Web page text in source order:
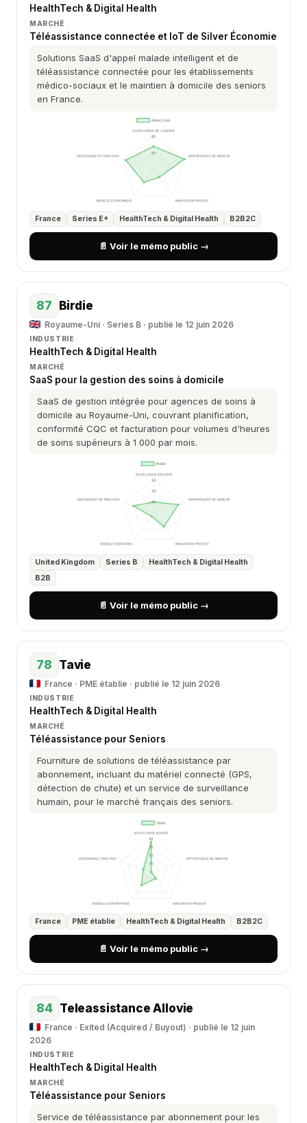
HealthTech & Digital Health
MARCHÉ
Téléassistance connectée et IoT de Silver Économie
Solutions SaaS d'appel malade intelligent et de
téléassistance connectée pour les établissements
médico-sociaux et le maintien à domicile des seniors
en France.
France Series E+ HealthTech & Digital Health B2B2C
📄 Voir le mémo public →
87 Birdie
Royaume-Uni · Series B · publié le 12 juin 2026
INDUSTRIE
HealthTech & Digital Health
MARCHÉ
SaaS pour la gestion des soins à domicile
SaaS de gestion intégrée pour agences de soins à
domicile au Royaume-Uni, couvrant planification,
conformité CQC et facturation pour volumes d'heures
de soins supérieurs à 1 000 par mois.
United Kingdom Series B
HealthTech & Digital Health
B2B
📄 Voir le mémo public →
78 Tavie
France · PME établie · publié le 12 juin 2026
INDUSTRIE
HealthTech & Digital Health
MARCHÉ
Téléassistance pour Seniors
Fourniture de solutions de téléassistance par
abonnement, incluant du matériel connecté (GPS,
détection de chute) et un service de surveillance
humain, pour le marché français des seniors.
France PME établie HealthTech & Digital Health B2B2C
📄 Voir le mémo public →
84 Teleassistance Allovie
France · Exited (Acquired / Buyout) · publié le 12 juin
2026
INDUSTRIE
HealthTech & Digital Health
MARCHÉ
Téléassistance pour Seniors
Service de téléassistance par abonnement pour les